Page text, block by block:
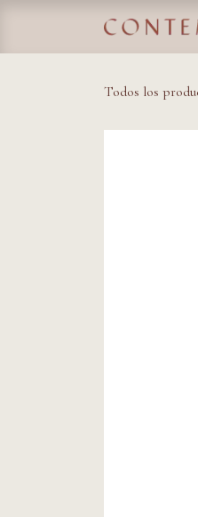
Todos los